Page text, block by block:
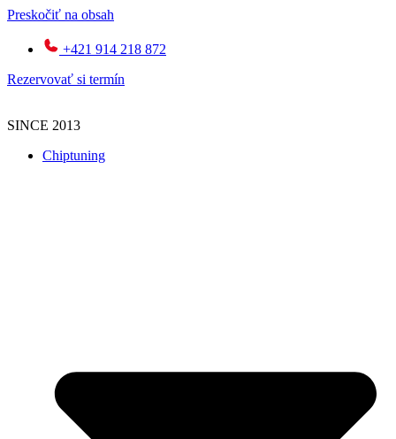
Preskočiť na obsah
+421 914 218 872
Rezervovať si termín
SINCE 2013
Chiptuning